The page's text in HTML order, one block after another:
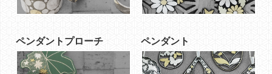
ペンダントプローチ ペンダント